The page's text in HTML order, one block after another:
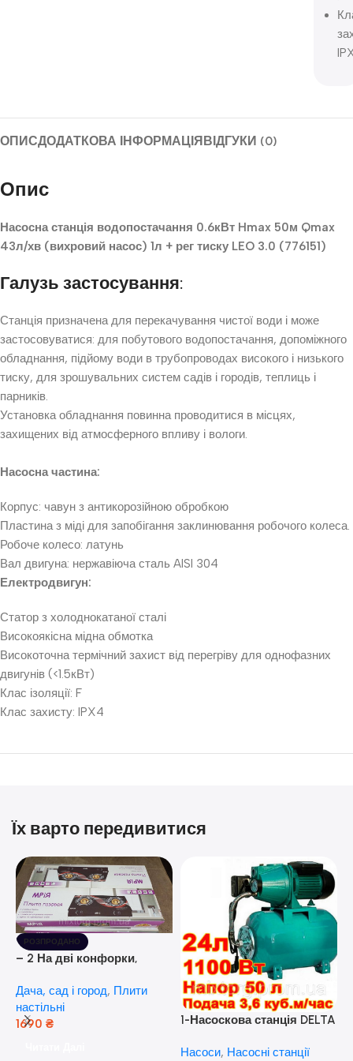
ОПИСДОДАТКОВА ІНФОРМАЦІЯВІДГУКИ (0)
Опис
Насосна станція водопостачання 0.6кВт Hmax 50м Qmax
43л/хв (вихровий насос) 1л + рег тиску LEO 3.0 (776151)
Галузь застосування:
Станція призначена для перекачування чистої води і може
застосовуватися: для побутового водопостачання, допоміжного
обладнання, підйому води в трубопроводах високого і низького
тиску, для зрошувальних систем садів і городів, теплиць і
парників.
Установка обладнання повинна проводитися в місцях,
захищених від атмосферного впливу і вологи.
Насосна частина:
Корпус: чавун з антикорозійною обробкою
Пластина з міді для запобігання заклинювання робочого колеса.
Робоче колесо: латунь
Вал двигуна: нержавіюча сталь AISI 304
Електродвигун:
Статор з холоднокатаної сталі
Високоякісна мідна обмотка
Високоточна термічний захист від перегріву для однофазних
двигунів (<1.5кВт)
Клас ізоляції: F
Клас захисту: IPX4
Їх варто передивитися
РОЗПРОДАНО
– 2 На дві конфорки,
розпалюванням.
Дача, сад і город, Плити
настільні
1690 ₴
1-Насоскова станція DELTA
кВт) ( Польща)
Насоси, Насосні станції